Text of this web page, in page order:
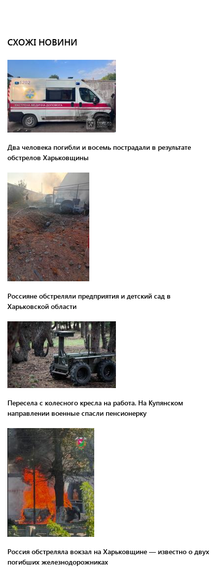
СХОЖІ НОВИНИ
Два человека погибли и восемь пострадали в результате
обстрелов Харьковщины
Россияне обстреляли предприятия и детский сад в
Харьковской области
Пересела с колесного кресла на работа. На Купянском
направлении военные спасли пенсионерку
Россия обстреляла вокзал на Харьковщине — известно о двух
погибших железнодорожниках